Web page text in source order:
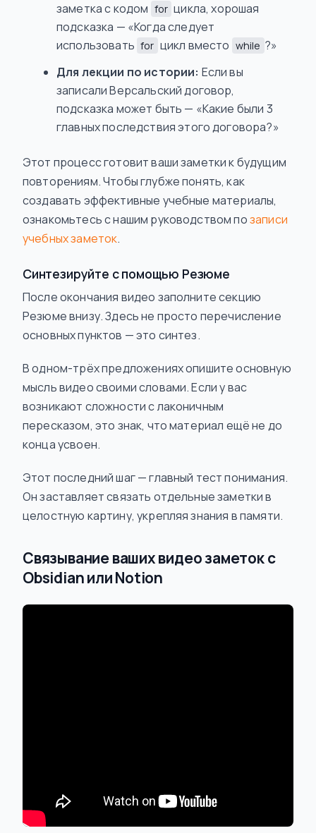
заметка с кодом for цикла, хорошая
подсказка — «Когда следует
использовать for цикл вместо while ?»
Для лекции по истории: Если вы
записали Версальский договор,
подсказка может быть — «Какие были 3
главных последствия этого договора?»
Этот процесс готовит ваши заметки к будущим
повторениям. Чтобы глубже понять, как
создавать эффективные учебные материалы,
ознакомьтесь с нашим руководством позаписи
учебных заметок.
Синтезируйте с помощью Резюме
После окончания видео заполните секцию
Резюме внизу. Здесь не просто перечисление
основных пунктов — это синтез.
В одном-трёх предложениях опишите основную
мысль видео своими словами. Если у вас
возникают сложности с лаконичным
пересказом, это знак, что материал ещё не до
конца усвоен.
Этот последний шаг — главный тест понимания.
Он заставляет связать отдельные заметки в
целостную картину, укрепляя знания в памяти.
Связывание ваших видео заметок с
Obsidian или Notion